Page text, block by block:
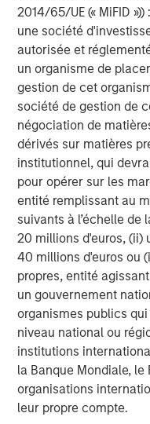
2014/65/UE (« MiFID
une société
autorisée et
un organisme de
gestion de cet
société de gestion de
négociation de
dérivés sur matières
institutionnel, qui
pour opérer sur les
entité remplissant au
suivants à l’échelle de
20 millions d'euros, (ii)
40 millions d'euros ou
propres, entité
un gouvernement
organismes publics
niveau national ou
institutions
la Banque Mondiale, le
organisations
leur propre compte.
broad spectrum of
Morgan Stanley
negotiated equity and
primarily in North
portfolio companies
improvement. For
Stanley Capital
Morgan Stanley Capital
Morgan Stanley
market private equity
value creation. The
spectrum of industries
MSIM